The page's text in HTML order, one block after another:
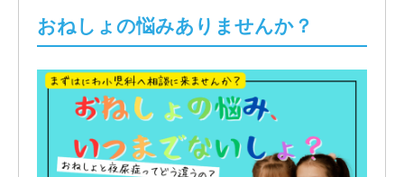
おねしょの悩みありませんか？